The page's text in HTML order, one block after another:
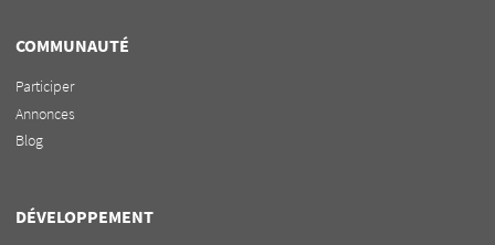
COMMUNAUTÉ
Participer
Annonces
Blog
DÉVELOPPEMENT